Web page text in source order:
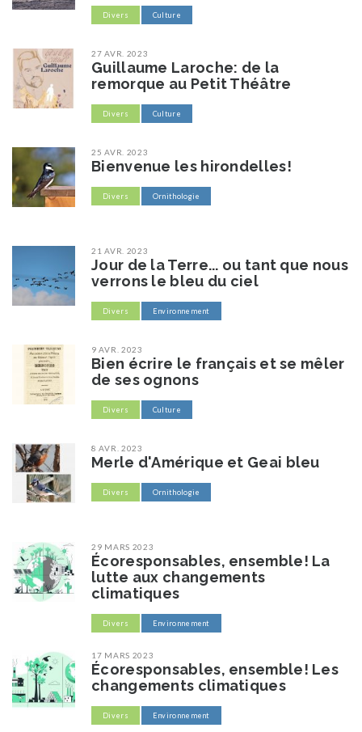
Divers Culture
27 AVR. 2023
Guillaume Laroche: de la
remorque au Petit Théâtre
Divers Culture
25 AVR. 2023
Bienvenue les hirondelles!
Divers Ornithologie
21 AVR. 2023
Jour de la Terre... ou tant que nous
verrons le bleu du ciel
Divers Environnement
9 AVR. 2023
Bien écrire le français et se mêler
de ses ognons
Divers Culture
8 AVR. 2023
Merle d'Amérique et Geai bleu
Divers Ornithologie
29 MARS 2023
Écoresponsables, ensemble! La
lutte aux changements
climatiques
Divers Environnement
17 MARS 2023
Écoresponsables, ensemble! Les
changements climatiques
Divers Environnement